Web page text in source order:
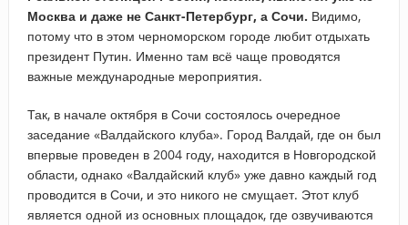
Москва и даже не Санкт-Петербург, а Сочи. Видимо,
потому что в этом черноморском городе любит отдыхать
президент Путин. Именно там всё чаще проводятся
важные международные мероприятия.
Так, в начале октября в Сочи состоялось очередное
заседание «Валдайского клуба». Город Валдай, где он был
впервые проведен в 2004 году, находится в Новгородской
области, однако «Валдайский клуб» уже давно каждый год
проводится в Сочи, и это никого не смущает. Этот клуб
является одной из основных площадок, где озвучиваются